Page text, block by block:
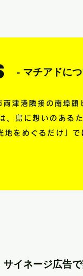
- マチアドに
津港隣接の南埠頭
、島に想いのある
地をめぐるだけ」
すだけのスペース
士の交流のきっか
サイネージ広告